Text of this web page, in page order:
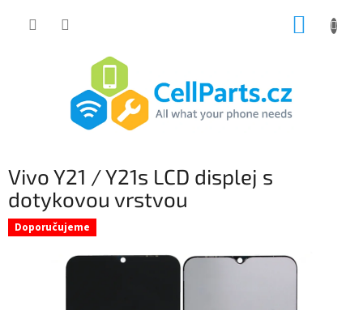
Vivo Y21 / Y21s LCD displej s
dotykovou vrstvou
Doporučujeme